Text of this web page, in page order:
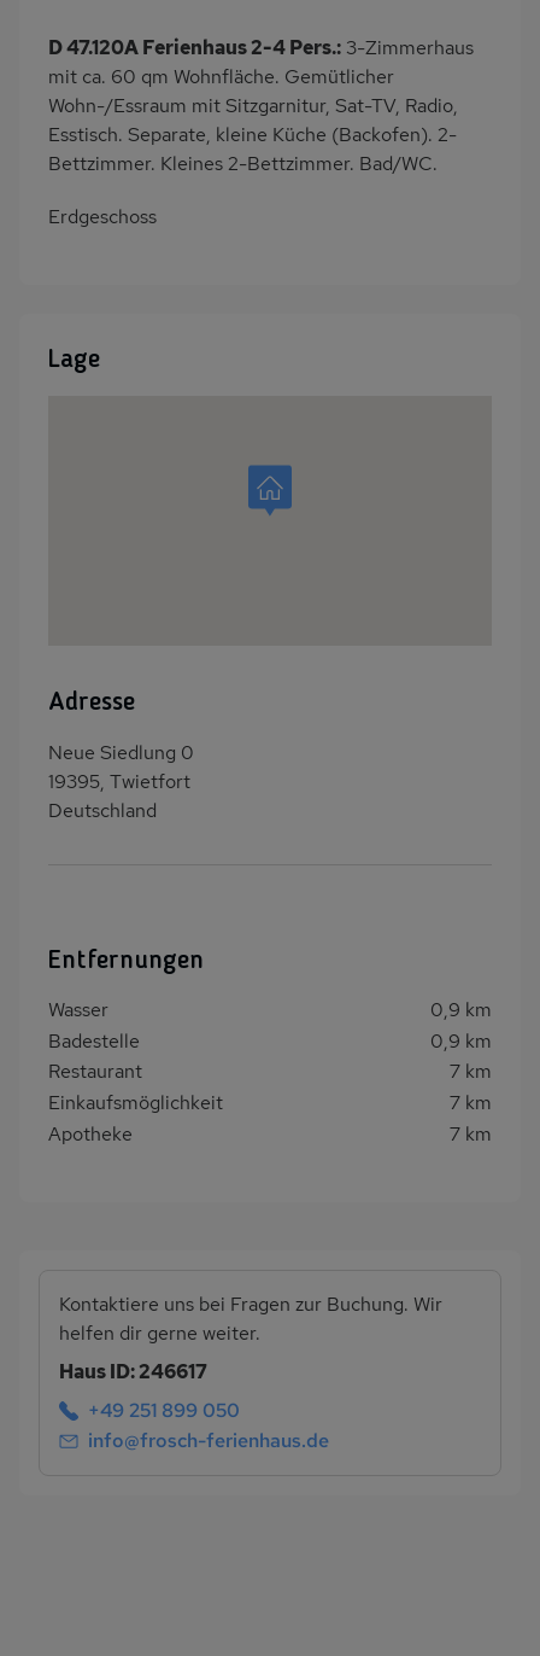
D 47.120A Ferienhaus 2-4 Pers.: 3-Zimmerhaus
mit ca. 60 qm Wohnfläche. Gemütlicher
Wohn-/Essraum mit Sitzgarnitur, Sat-TV, Radio,
Esstisch. Separate, kleine Küche (Backofen). 2-
Bettzimmer. Kleines 2-Bettzimmer. Bad/WC.
Erdgeschoss
Lage
Adresse
Neue Siedlung 0
19395, Twietfort
Deutschland
Entfernungen
Wasser
0,9 km
Badestelle
0,9 km
Restaurant
7 km
Einkaufsmöglichkeit
7 km
Apotheke
7 km
Kontaktiere uns bei Fragen zur Buchung. Wir
helfen dir gerne weiter.
Haus ID: 246617
+49 251 899 050
info@frosch-ferienhaus.de